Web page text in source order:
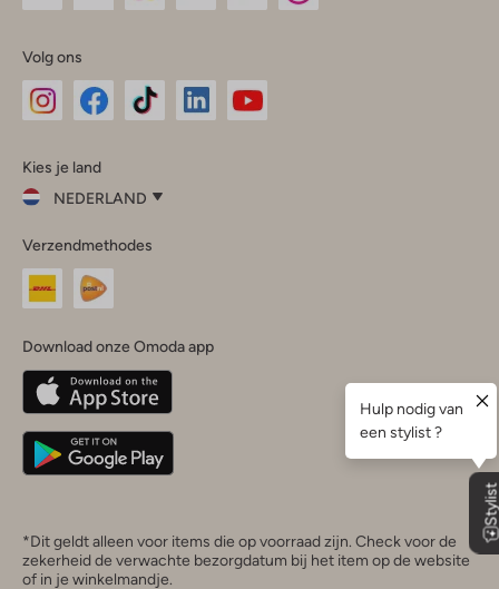
Volg ons
InstagramFacebook
Kies je land
NEDERLAND
je
land
Nederland
Belgique(Français)
Deutschland
Verzendmethodes
Download onze Omoda app
*Dit geldt alleen voor items die op voorraad zijn. Check voor de
zekerheid de verwachte bezorgdatum bij het item op de website
of in je winkelmandje.